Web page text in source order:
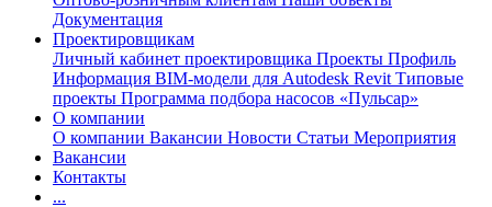
Документация
Проектировщикам
Личный кабинет проектировщика Проекты Профиль
Информация BIM-модели для Autodesk Revit Типовые
проекты Программа подбора насосов «Пульсар»
О компании
О компании Вакансии Новости Статьи Мероприятия
Вакансии
Контакты
...